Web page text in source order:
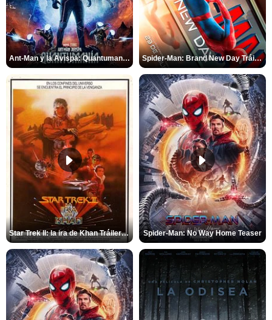
Ant-Man y la Avispa: Quantumanía Tráiler (2) Spider-Man: Brand New Day Tráiler (3)
Star Trek II: la ira de Khan Tráiler VO Spider-Man: No Way Home Teaser